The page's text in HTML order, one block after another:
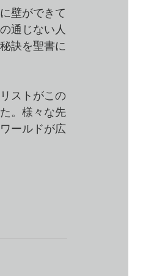
壁ができて
通じない人
訣を聖書に
ストがこの
。様々な先
ールドが広